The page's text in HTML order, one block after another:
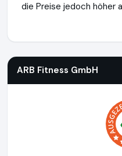
die Preise jedoch höher
ARB Fitness GmbH